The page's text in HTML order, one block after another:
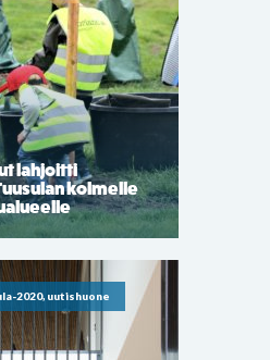
lahjoitti
kolmelle
2020, uutishuone